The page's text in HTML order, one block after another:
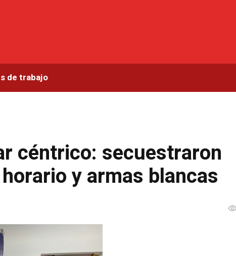
de trabajo
céntrico: secuestraron
y armas blancas